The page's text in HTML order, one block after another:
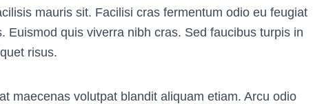
mauris sit. Facilisi cras fermentum odio eu feugiat
Euismod quis viverra nibh cras. Sed faucibus turpis in
risus.
maecenas volutpat blandit aliquam etiam. Arcu odio